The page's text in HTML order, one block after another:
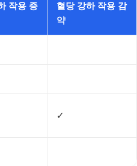
작용 증
혈당 강하 작용 감
약
✓